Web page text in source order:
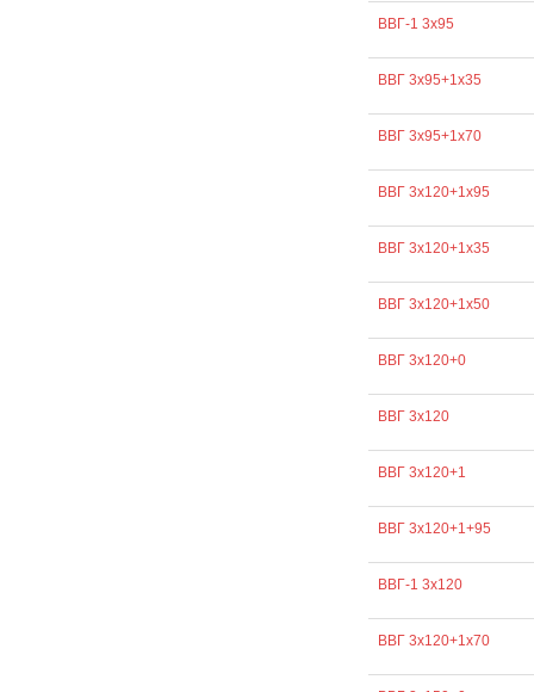
ВВГ-1 3х95
ВВГ 3х95+1х35
ВВГ 3х95+1х70
ВВГ 3х120+1х95
ВВГ 3х120+1х35
ВВГ 3х120+1х50
ВВГ 3х120+0
ВВГ 3х120
ВВГ 3х120+1
ВВГ 3х120+1+95
ВВГ-1 3х120
ВВГ 3х120+1х70